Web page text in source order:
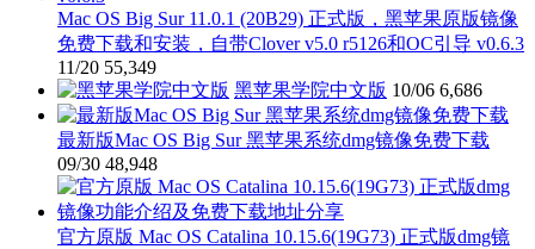
Mac OS Big Sur 11.0.1 (20B29) 正式版，黑苹果原版镜像
免费下载和安装，自带Clover v5.0 r5126和OC引导 v0.6.3
11/20 55,349
黑苹果学院中文版 10/06 6,686
最新版Mac OS Big Sur 黑苹果系统dmg镜像免费下载
09/30 48,948
官方原版 Mac OS Catalina 10.15.6(19G73) 正式版dmg镜